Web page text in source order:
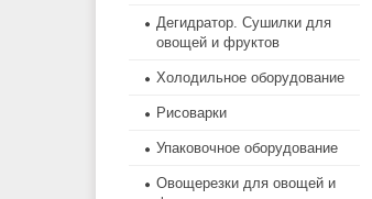
Дегидратор. Сушилки для
овощей и фруктов
Холодильное оборудование
Рисоварки
Упаковочное оборудование
Овощерезки для овощей и